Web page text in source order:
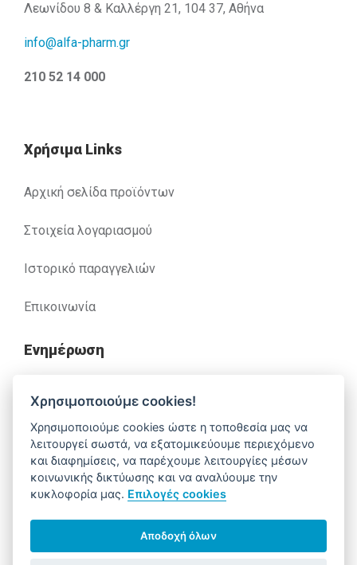
Λεωνίδου 8 & Καλλέργη 21, 104 37, Αθήνα
info@alfa-pharm.gr
210 52 14 000
Χρήσιμα Links
Αρχική σελίδα προϊόντων
Στοιχεία λογαριασμού
Ιστορικό παραγγελιών
Επικοινωνία
Ενημέρωση
Ανακλήσεις
Βοήθεια
Έχετε απορίες. Χρειάζεστε βοήθεια;
210 52 14 037 support@alfa-pharm.gr
Χρησιμοποιούμε cookies!
Χρησιμοποιούμε cookies ώστε η τοποθεσία μας να
λειτουργεί σωστά, να εξατομικεύουμε περιεχόμενο
και διαφημίσεις, να παρέχουμε λειτουργίες μέσων
κοινωνικής δικτύωσης και να αναλύουμε την
κυκλοφορία μας. Επιλογές cookies
Αποδοχή όλων